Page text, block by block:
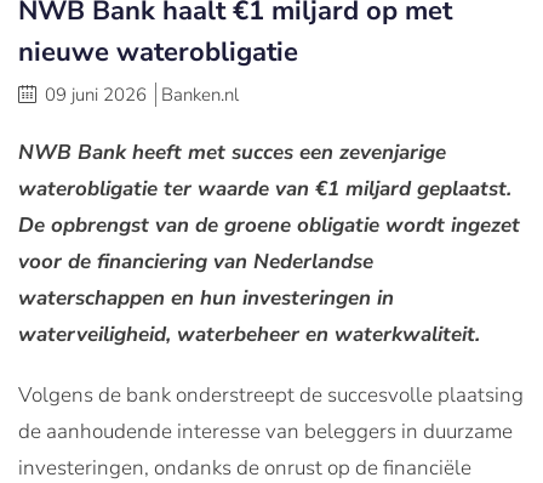
NWB Bank haalt €1 miljard op met
nieuwe waterobligatie
09 juni 2026 Banken.nl
NWB Bank heeft met succes een zevenjarige
waterobligatie ter waarde van €1 miljard geplaatst.
De opbrengst van de groene obligatie wordt ingezet
voor de financiering van Nederlandse
waterschappen en hun investeringen in
waterveiligheid, waterbeheer en waterkwaliteit.
Volgens de bank onderstreept de succesvolle plaatsing
de aanhoudende interesse van beleggers in duurzame
investeringen, ondanks de onrust op de financiële